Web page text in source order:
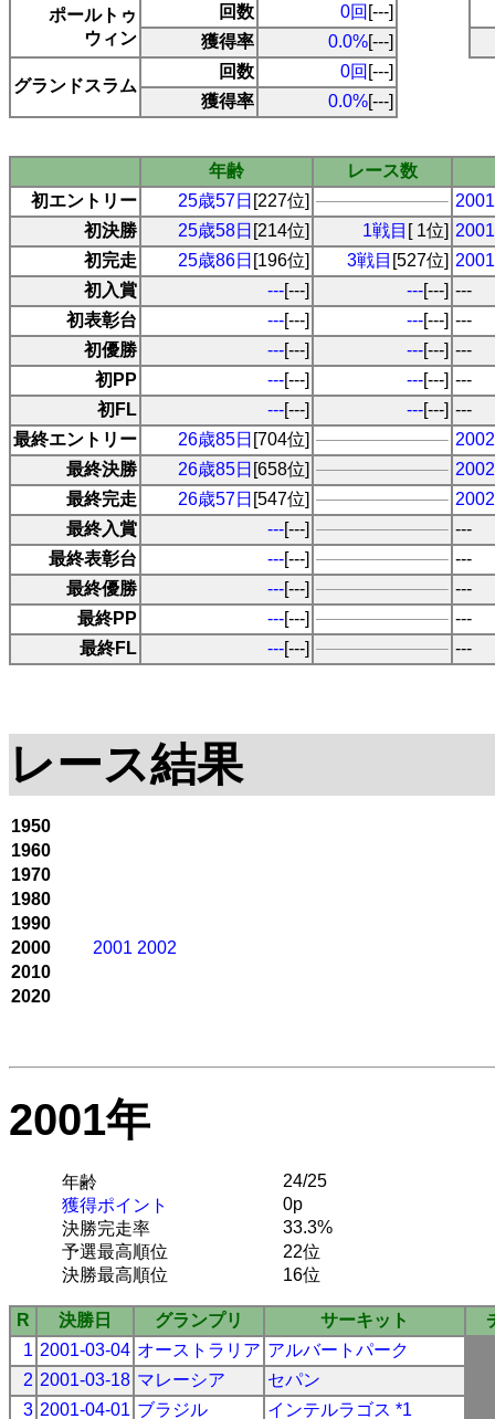
ポールトゥ
ウィン
回数 0回 [---]
獲得率
0.0%[---]
グランドスラム
回数 0回 [---]
獲得率
0.0%[---]
年齢
レース数
初エントリー
25歳57日 [227位]
初決勝
25歳58日 [214位] 1戦目 [ 1位]
初完走
25歳86日 [196位] 3戦目 [527位]
初入賞
---[---] ---[---] ---
初表彰台
---[---] ---[---] ---
初優勝
---[---] ---[---] ---
初PP
---[---] ---[---] ---
初FL
---[---] ---[---] ---
最終エントリー
26歳85日 [704位]
最終決勝
26歳85日 [658位]
最終完走
26歳57日 [547位]
最終入賞
---[---]
---
最終表彰台
---[---]
---
最終優勝
---[---]
---
最終PP
---[---]
---
最終FL
---[---] ---
レース結果
1950
1960
1970
1980
1990
2000
2001 2002
2010
2020
2001年
年齢
24/25
獲得ポイント
0p
決勝完走率
33.3%
予選最高順位
22位
決勝最高順位
16位
R 決勝日 グランプリ サーキット
1 2001-03-04 オーストラリア アルバートパーク
2 2001-03-18 マレーシア
セパン
3 2001-04-01 ブラジル
インテルラゴス *1